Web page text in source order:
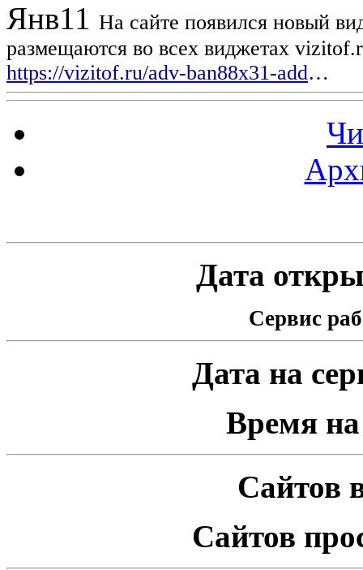
Янв11 На сайте появился новый
размещаются во всех виджетах
https://vizitof.ru/adv-ban88x31-add…
Дата
Сервис
Дата на
Время на
Сайтов
Сайтов